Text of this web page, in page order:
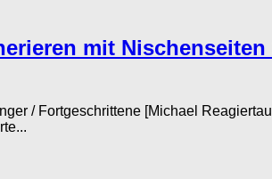
mit
/ Fortgeschrittene [Michael